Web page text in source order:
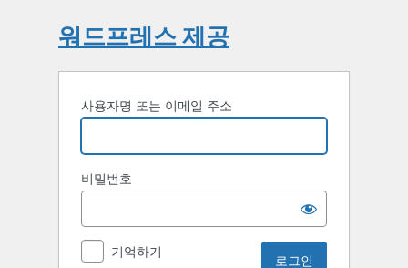
워드프레스 제공
사용자명 또는 이메일 주소
비밀번호
기억하기